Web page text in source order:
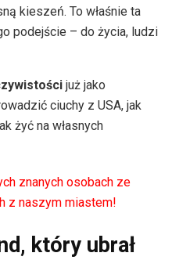
kieszeń. To właśnie ta
podejście – do życia, ludzi
już jako
ciuchy z USA, jak
żyć na własnych
znanych osobach ze
z naszym miastem!
który ubrał